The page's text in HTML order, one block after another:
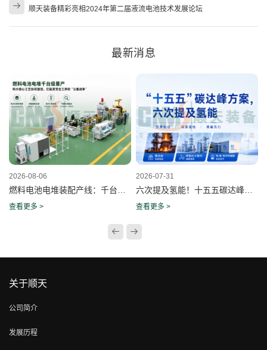
顺天装备精彩亮相2024年第二届液流电池技术发展论坛
最新消息
2026-08-06
燃料电池电堆装配产线：千台量产如何守住一致性？
查看更多 >
2026-07-31
六次提及氢能！十五五碳达峰方案重构氢能产业发展
查看更多 >
关于顺天
公司简介
发展历程